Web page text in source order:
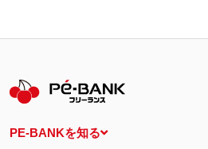
PE-BANKを知る